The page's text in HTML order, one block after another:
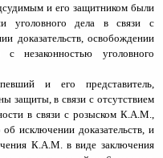
и его защитником были
уголовного дела в связи с
доказательств, освобождении
уголовного
и его представитель,
защиты, в связи с отсутствием
в связи с розыском К.A.M.,
исключении доказательств, и
К.A.M.в виде заключения